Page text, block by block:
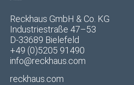
Reckhaus GmbH & Co. KG
Industriestraße 47–53
D-33689 Bielefeld
+49 (0)5205 91490
info@reckhaus.com
reckhaus.com